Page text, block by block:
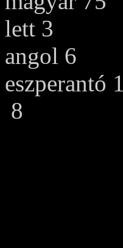
lett 3
angol 6
eszperantó 1
8